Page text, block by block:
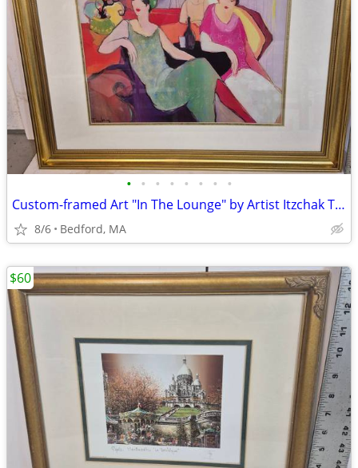
• • • • • • • •
Custom-framed Art "In The Lounge" by Artist Itzchak Tarkay
8/6 Bedford, MA
$60